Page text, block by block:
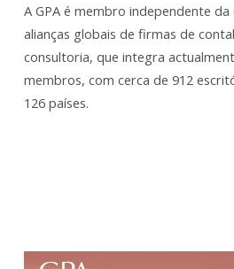
A GPA é membro independente da
alianças globais de firmas de
consultoria, que integra
membros, com cerca de 912
126 países.